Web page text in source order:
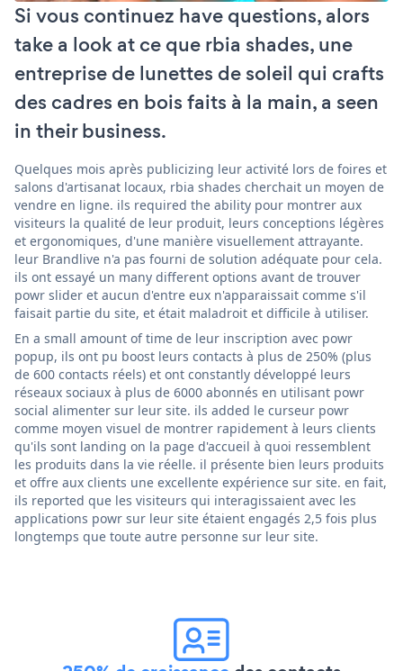
Si vous continuez have questions, alors
take a look at ce que rbia shades, une
entreprise de lunettes de soleil qui crafts
des cadres en bois faits à la main, a seen
in their business.
Quelques mois après publicizing leur activité lors de foires et
salons d'artisanat locaux, rbia shades cherchait un moyen de
vendre en ligne. ils required the ability pour montrer aux
visiteurs la qualité de leur produit, leurs conceptions légères
et ergonomiques, d'une manière visuellement attrayante.
leur Brandlive n'a pas fourni de solution adéquate pour cela.
ils ont essayé un many different options avant de trouver
powr slider et aucun d'entre eux n'apparaissait comme s'il
faisait partie du site, et était maladroit et difficile à utiliser.
En a small amount of time de leur inscription avec powr
popup, ils ont pu boost leurs contacts à plus de 250% (plus
de 600 contacts réels) et ont constantly développé leurs
réseaux sociaux à plus de 6000 abonnés en utilisant powr
social alimenter sur leur site. ils added le curseur powr
comme moyen visuel de montrer rapidement à leurs clients
qu'ils sont landing on la page d'accueil à quoi ressemblent
les produits dans la vie réelle. il présente bien leurs produits
et offre aux clients une excellente expérience sur site. en fait,
ils reported que les visiteurs qui interagissaient avec les
applications powr sur leur site étaient engagés 2,5 fois plus
longtemps que toute autre personne sur leur site.